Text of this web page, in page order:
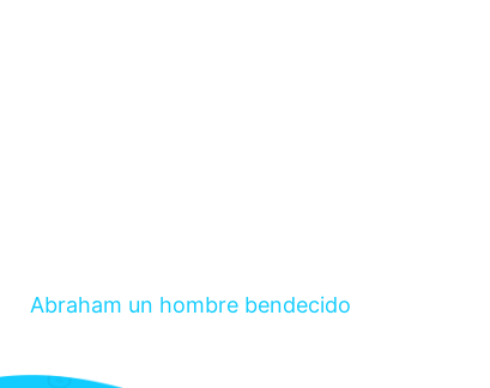
Abraham un hombre bendecido